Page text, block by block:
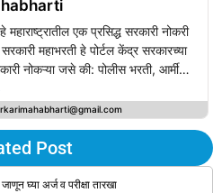
महाराष्ट्रातील एक प्रसिद्ध सरकारी नोकरी
महाभरती हे पोर्टल केंद्र सरकारच्या
नोकऱ्या जसे की: पोलीस भरती, आर्मी
Bank Jobs, SSC, UPSC, PSC,
सर्व राज्य सरकारच्या सरकारी
अचूक, वेळेवर, सत्य आणि विश्वसनीय
काम करते.
वर सरकारी विभागाच्या
Post
घ्या अर्ज व परीक्षा तारखा